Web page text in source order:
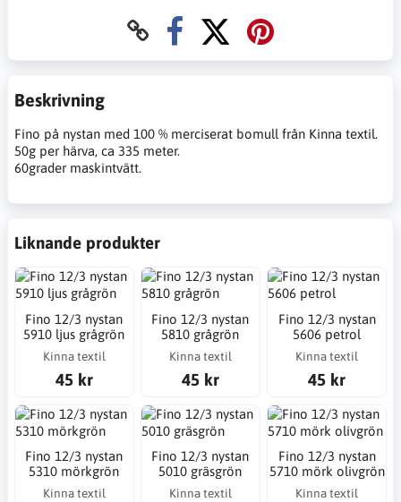
Beskrivning
Fino på nystan med 100 % merciserat bomull från Kinna textil.
50g per härva, ca 335 meter.
60grader maskintvätt.
Liknande produkter
Fino 12/3 nystan
5910 ljus grågrön
Kinna textil
45 kr
Fino 12/3 nystan
5810 grågrön
Kinna textil
45 kr
Fino 12/3 nystan
5606 petrol
Kinna textil
45 kr
Fino 12/3 nystan
5310 mörkgrön
Kinna textil
Fino 12/3 nystan
5010 gräsgrön
Kinna textil
Fino 12/3 nystan
5710 mörk olivgrön
Kinna textil